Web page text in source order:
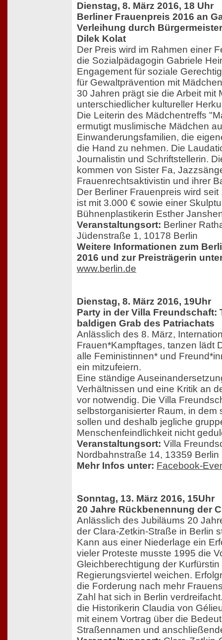
Dienstag, 8. März 2016, 18 Uhr
Berliner Frauenpreis 2016 an
Verleihung durch
Dilek Kolat
Der Preis wird im Rahmen einer
die Sozialpädagogin Gabriele
Engagement für soziale
für Gewaltprävention mit
30 Jahren prägt sie die Arbeit mit
unterschiedlicher kultureller
Die Leiterin des Mädchentreffs
ermutigt muslimische Mädchen
Einwanderungsfamilien, die
die Hand zu nehmen. Die
Journalistin und Schriftstellerin.
kommen von Sister Fa,
Frauenrechtsaktivistin und ihrer
Der Berliner Frauenpreis wird
ist mit 3.000 € sowie einer
Bühnenplastikerin Esther
Veranstaltungsort: Berliner
Jüdenstraße 1, 10178 Berlin
Weitere Informationen zum
2016 und zur Preisträgerin
www.berlin.de
Dienstag, 8. März 2016, 19Uhr
Party in der Villa Freundschaft:
baldigen Grab des Patriachats
Anlässlich des 8. März,
Frauen*Kampftages, tanzen lädt
alle Feministinnen* und
ein mitzufeiern.
Eine ständige
Verhältnissen und eine Kritik an
vor notwendig. Die Villa
selbstorganisierter Raum, in dem
sollen und deshalb jegliche
Menschenfeindlichkeit nicht
Veranstaltungsort: Villa
Nordbahnstraße 14, 13359 Berlin
Mehr Infos unter: Facebook-
Sonntag, 13. März 2016, 15Uhr
20 Jahre Rückbenennung der
Anlässlich des Jubiläums 20
der Clara-Zetkin-Straße in Berlin
Kann aus einer Niederlage ein
vieler Proteste musste 1995 die
Gleichberechtigung der
Regierungsviertel weichen.
die Forderung nach mehr
Zahl hat sich in Berlin
die Historikerin Claudia von
mit einem Vortrag über die
Straßennamen und